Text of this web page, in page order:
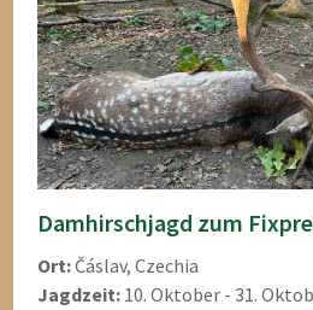
Damhirschjagd zum
Ort: Čáslav, Czechia
Jagdzeit: 10. Oktober - 31.